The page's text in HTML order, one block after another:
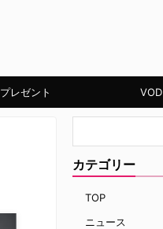
プレゼント VOD
カテゴリー
TOP
ニュース